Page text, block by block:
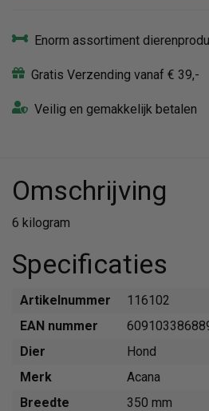
Enorm assortiment
Gratis Verzending vanaf € 39,-
Veilig en gemakkelijk betalen
Omschrijving
6 kilogram
Specificaties
Artikelnummer
116102
EAN nummer
Dier
Hond
Merk
Acana
Breedte
350 mm